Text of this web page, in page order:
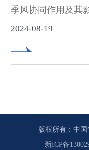
季风协同作用及其
风协同作用”子专题
沙漠气象研究所（
尔自治区气象台、
青海省气象科学研
途地表沙尘样品采
2024-08-19
版权所有：中
新ICP备